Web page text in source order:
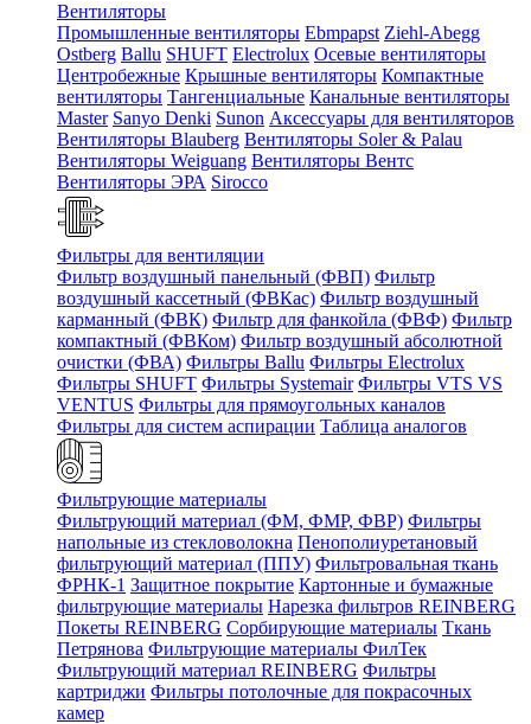
Вентиляторы
Промышленные вентиляторы Ebmpapst Ziehl-Abegg
Ostberg Ballu SHUFT Electrolux Осевые вентиляторы
Центробежные Крышные вентиляторы Компактные
вентиляторы Тангенциальные Канальные вентиляторы
Master Sanyo Denki Sunon Аксессуары для вентиляторов
Вентиляторы Blauberg Вентиляторы Soler & Palau
Вентиляторы Weiguang Вентиляторы Вентс
Вентиляторы ЭРА Sirocco
Фильтры для вентиляции
Фильтр воздушный панельный (ФВП) Фильтр
воздушный кассетный (ФВКас) Фильтр воздушный
карманный (ФВК) Фильтр для фанкойла (ФВФ) Фильтр
компактный (ФВКом) Фильтр воздушный абсолютной
очистки (ФВА) Фильтры Ballu Фильтры Electrolux
Фильтры SHUFT Фильтры Systemair Фильтры VTS VS
VENTUS Фильтры для прямоугольных каналов
Фильтры для систем аспирации Таблица аналогов
Фильтрующие материалы
Фильтрующий материал (ФМ, ФМР, ФВР) Фильтры
напольные из стекловолокна Пенополиуретановый
фильтрующий материал (ППУ) Фильтровальная ткань
ФРНК-1 Защитное покрытие Картонные и бумажные
фильтрующие материалы Нарезка фильтров REINBERG
Покеты REINBERG Сорбирующие материалы Ткань
Петрянова Фильтрующие материалы ФилТек
Фильтрующий материал REINBERG Фильтры
картриджи Фильтры потолочные для покрасочных
камер